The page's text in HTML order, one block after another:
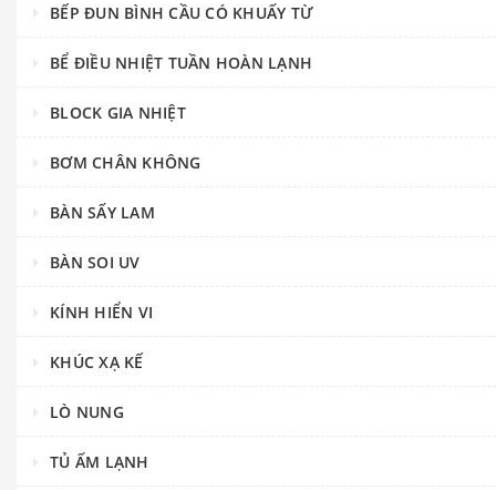
BẾP ĐUN BÌNH CẦU CÓ KHUẤY TỪ
BỂ ĐIỀU NHIỆT TUẦN HOÀN LẠNH
BLOCK GIA NHIỆT
BƠM CHÂN KHÔNG
BÀN SẤY LAM
BÀN SOI UV
KÍNH HIỂN VI
KHÚC XẠ KẾ
LÒ NUNG
TỦ ẤM LẠNH